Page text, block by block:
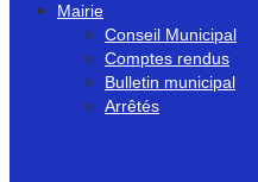
Mairie
Conseil Municipal
Comptes rendus
Bulletin municipal
Arrêtés